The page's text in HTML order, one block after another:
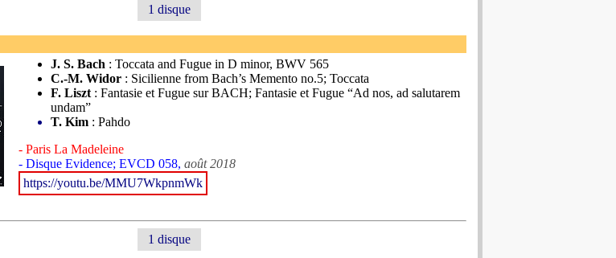
1 disque
J. S. Bach : Toccata and Fugue in D minor, BWV 565
C.-M. Widor : Sicilienne from Bach’s Memento no.5; Toccata
F. Liszt : Fantasie et Fugue sur BACH; Fantasie et Fugue “Ad nos, ad salutarem
undam”
T. Kim : Pahdo
- Paris La Madeleine
- Disque Evidence; EVCD 058, août 2018
https://youtu.be/MMU7WkpnmWk
1 disque